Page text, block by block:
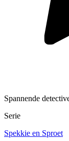
Spannende
Serie
Spekkie en Sproet